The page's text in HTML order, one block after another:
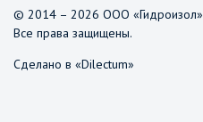
© 2014 – 2026 ООО «Гидроизол»
Все права защищены.
Сделано в «Dilectum»